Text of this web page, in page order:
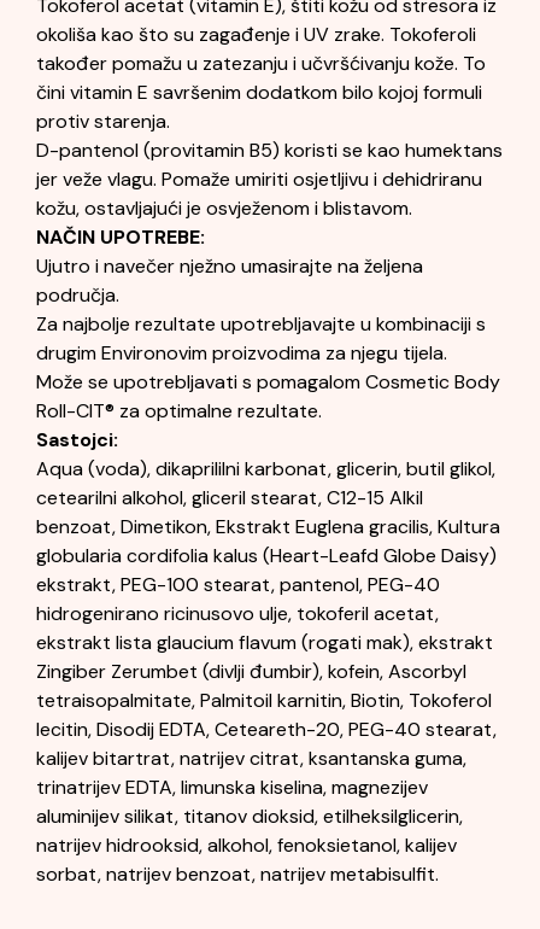
Tokoferol acetat (vitamin E), štiti kožu od stresora iz
okoliša kao što su zagađenje i UV zrake. Tokoferoli
također pomažu u zatezanju i učvršćivanju kože. To
čini vitamin E savršenim dodatkom bilo kojoj formuli
protiv starenja.
D-pantenol (provitamin B5) koristi se kao humektans
jer veže vlagu. Pomaže umiriti osjetljivu i dehidriranu
kožu, ostavljajući je osvježenom i blistavom.
NAČIN UPOTREBE:
Ujutro i navečer nježno umasirajte na željena
područja.
Za najbolje rezultate upotrebljavajte u kombinaciji s
drugim Environovim proizvodima za njegu tijela.
Može se upotrebljavati s pomagalom Cosmetic Body
Roll-CIT® za optimalne rezultate.
Sastojci:
Aqua (voda), dikaprililni karbonat, glicerin, butil glikol,
cetearilni alkohol, gliceril stearat, C12-15 Alkil
benzoat, Dimetikon, Ekstrakt Euglena gracilis, Kultura
globularia cordifolia kalus (Heart-Leafd Globe Daisy)
ekstrakt, PEG-100 stearat, pantenol, PEG-40
hidrogenirano ricinusovo ulje, tokoferil acetat,
ekstrakt lista glaucium flavum (rogati mak), ekstrakt
Zingiber Zerumbet (divlji đumbir), kofein, Ascorbyl
tetraisopalmitate, Palmitoil karnitin, Biotin, Tokoferol
lecitin, Disodij EDTA, Ceteareth-20, PEG-40 stearat,
kalijev bitartrat, natrijev citrat, ksantanska guma,
trinatrijev EDTA, limunska kiselina, magnezijev
aluminijev silikat, titanov dioksid, etilheksilglicerin,
natrijev hidrooksid, alkohol, fenoksietanol, kalijev
sorbat, natrijev benzoat, natrijev metabisulfit.